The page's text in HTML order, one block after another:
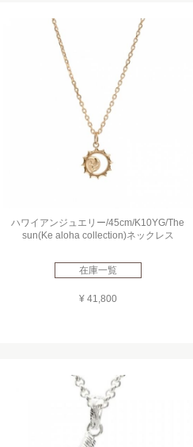
ハワイアンジュエリー/45cm/K10YG/The
sun(Ke aloha collection)ネックレス
在庫一覧
¥ 41,800